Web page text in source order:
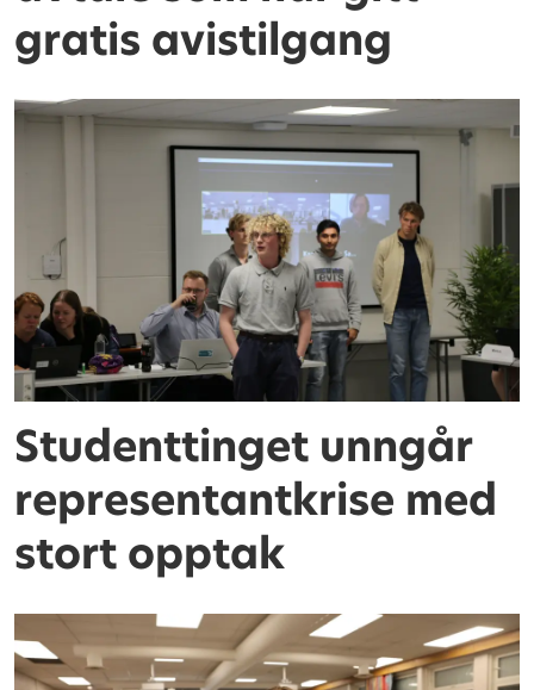
gratis avistilgang
Studenttinget unngår
representantkrise med
stort opptak